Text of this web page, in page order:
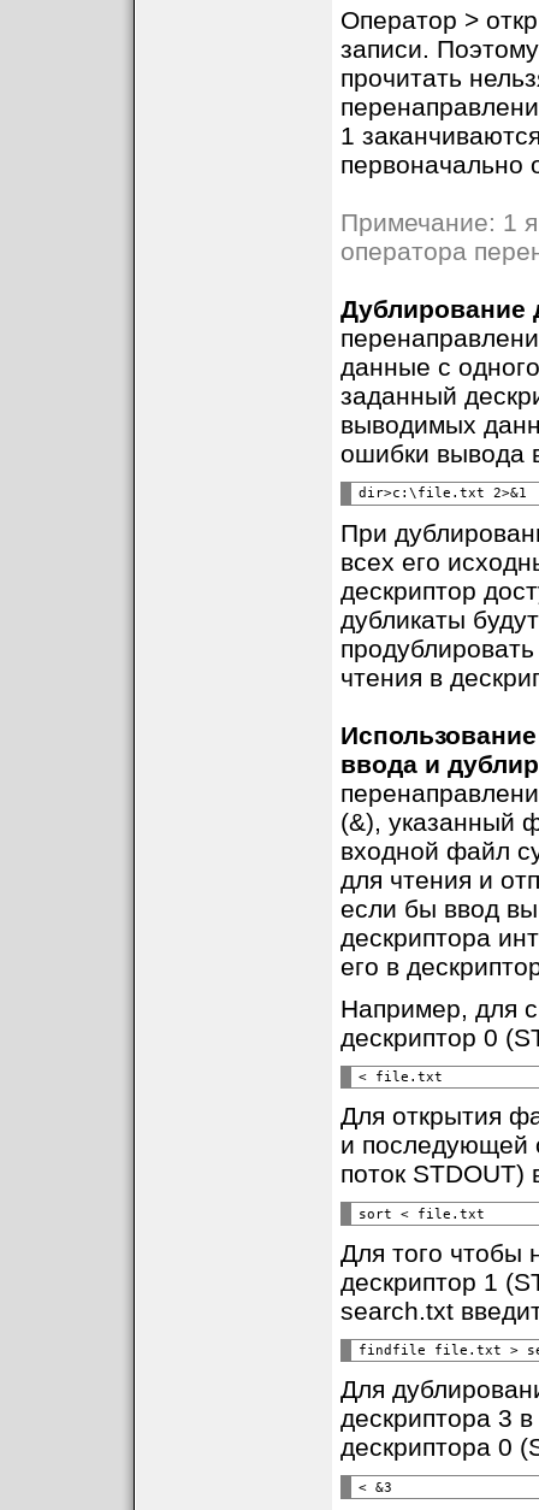
Оператор >
записи.
прочитать
1
первоначально
Примечание: 1
оператора
Дублирование
данные с
заданный
выводимых
ошибки вывода
При
всех его
дескриптор
дубликаты
чтения в
ввода и
(&), указанный
входной файл
для чтения и
если бы ввод
дескриптора
его в
Например, для
дескриптор 0
Для открытия
и последующей
поток STDOUT)
Для того чтобы
дескриптор 1
search.txt
Для
дескриптора 3
дескриптора 0